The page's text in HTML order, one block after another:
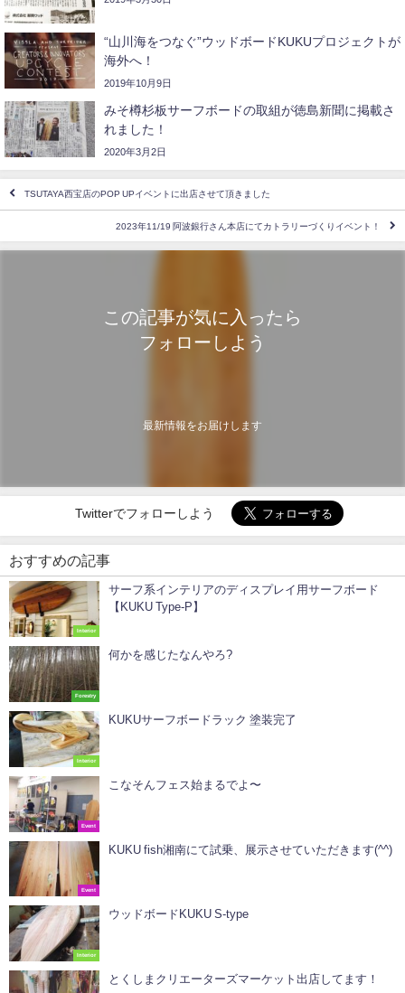
“山川海をつなぐ”ウッドボードKUKUプロジェクトが
海外へ！
2019年10月9日
みそ樽杉板サーフボードの取組が徳島新聞に掲載さ
れました！
2020年3月2日
TSUTAYA西宝店のPOP UPイベントに出店させて頂きました
2023年11/19 阿波銀行さん本店にてカトラリーづくりイベント！
この記事が気に入ったら
フォローしよう
最新情報をお届けします
Twitterでフォローしよう
おすすめの記事
Interior
サーフ系インテリアのディスプレイ用サーフボード
【KUKU Type-P】
Forestry
何かを感じたなんやろ?
Interior
KUKUサーフボードラック 塗装完了
Event
こなそんフェス始まるでよ〜
Event
KUKU fish湘南にて試乗、展示させていただきます(^^)
Interior
ウッドボードKUKU S-type
とくしまクリエーターズマーケット出店してます！